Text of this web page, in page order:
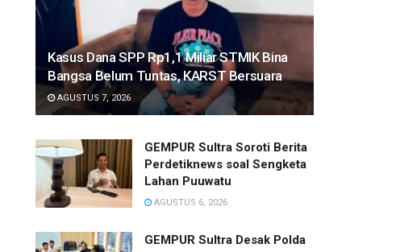
Kasus Dana SPP Rp1,1 Miliar STMIK Bina
Bangsa Belum Tuntas, KARST Bersuara
AGUSTUS 7, 2026
GEMPUR Sultra Soroti Berita
Perdetiknews soal Sengketa
Lahan Puuwatu
AGUSTUS 6, 2026
GEMPUR Sultra Desak Polda